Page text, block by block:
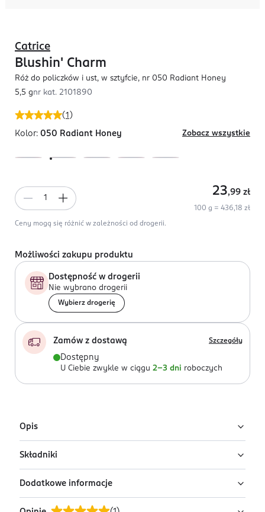
(1 )
Catrice
Blushin' Charm
Róż do policzków i ust, w sztyfcie, nr 050 Radiant Honey
5,5 gnr kat. 2101890
Kolor: 050 Radiant Honey Zobacz wszystkie
23,99 zł
100 g = 436,18 zł
Ceny mogą się różnić w zależności od drogerii.
Możliwości zakupu produktu
Dostępność w drogerii
Nie wybrano drogerii
Wybierz drogerię
Zamów z dostawą Szczegóły
Dostępny
U Ciebie zwykle w ciągu 2-3 dni roboczych
Opis
Multifunkcyjny róż w sztyfcie Catrice Blushin' Charm
wyróżnia się niezwykle kremową konsystencją, która
łatwo się rozprowadza i blenduje.
To produkt, który nada Twoim policzkom świeżych,
Składniki
Ingredients: : ISONONYL ISONONANOATE, RICINUS
COMMUNIS SEED OIL, ETHYLHEXYL PALMITATE, C12-15
Dodatkowe informacje